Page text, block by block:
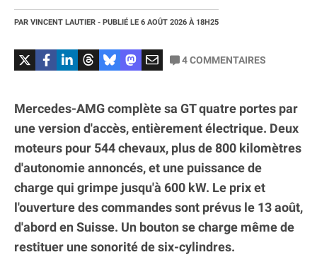
PAR VINCENT LAUTIER - PUBLIÉ LE 6 AOÛT 2026 À 18H25
4COMMENTAIRES
Mercedes-AMG complète sa GT quatre portes par
une version d'accès, entièrement électrique. Deux
moteurs pour 544 chevaux, plus de 800 kilomètres
d'autonomie annoncés, et une puissance de
charge qui grimpe jusqu'à 600 kW. Le prix et
l'ouverture des commandes sont prévus le 13 août,
d'abord en Suisse. Un bouton se charge même de
restituer une sonorité de six-cylindres.